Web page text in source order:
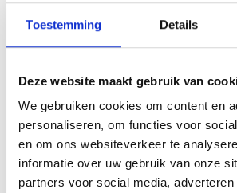
Toestemming Details
Deze website maakt gebruik van
We gebruiken cookies om content en
personaliseren, om functies voor
en om ons websiteverkeer te
informatie over uw gebruik van onze
partners voor social media,
MAMA
VAKANTIE &
KINDEREN